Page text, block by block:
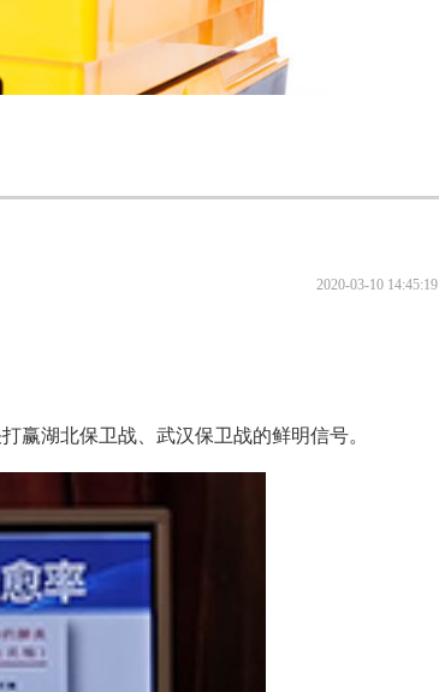
2020-03-10 14:45:19
湖北保卫战、武汉保卫战的鲜明信号。